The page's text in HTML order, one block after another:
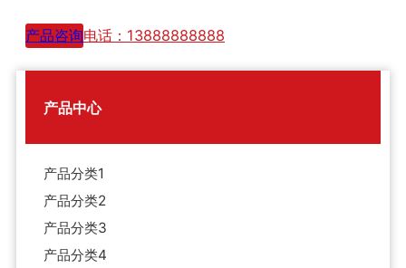
产品咨询电话：13888888888
产品中心
产品分类1
产品分类2
产品分类3
产品分类4